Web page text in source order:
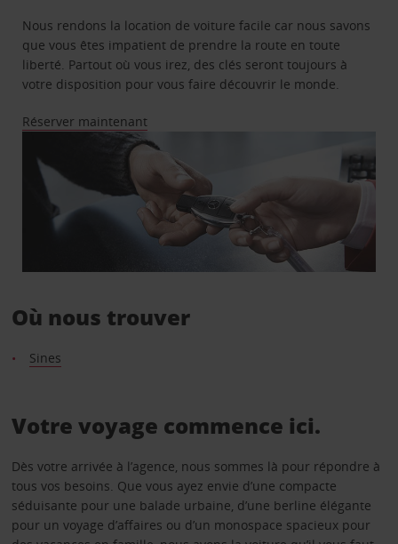
Nous rendons la location de voiture facile car nous savons
que vous êtes impatient de prendre la route en toute
liberté. Partout où vous irez, des clés seront toujours à
votre disposition pour vous faire découvrir le monde.
Réserver maintenant
Où nous trouver
Sines
Votre voyage commence ici.
Dès votre arrivée à l’agence, nous sommes là pour répondre à
tous vos besoins. Que vous ayez envie d’une compacte
séduisante pour une balade urbaine, d’une berline élégante
pour un voyage d’affaires ou d’un monospace spacieux pour